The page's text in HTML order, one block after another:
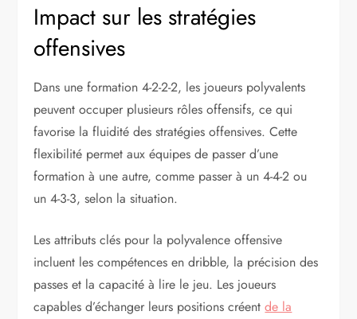
Impact sur les stratégies
offensives
Dans une formation 4-2-2-2, les joueurs polyvalents
peuvent occuper plusieurs rôles offensifs, ce qui
favorise la fluidité des stratégies offensives. Cette
flexibilité permet aux équipes de passer d’une
formation à une autre, comme passer à un 4-4-2 ou
un 4-3-3, selon la situation.
Les attributs clés pour la polyvalence offensive
incluent les compétences en dribble, la précision des
passes et la capacité à lire le jeu. Les joueurs
capables d’échanger leurs positions créentde la